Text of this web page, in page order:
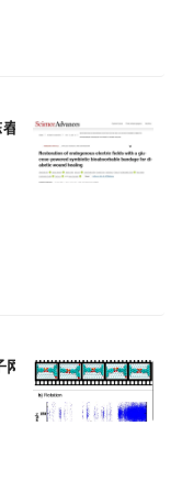
英/李舟开发葡萄糖驱
网络的合理设计